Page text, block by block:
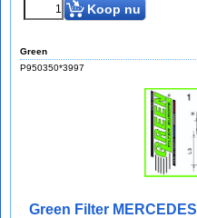
Koop nu
Green
P950350*3997
Green Filter